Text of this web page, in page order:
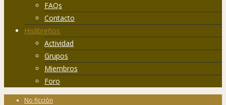
FAQs
Contacto
Hislibreños
Actividad
Grupos
Miembros
Foro
No ficción